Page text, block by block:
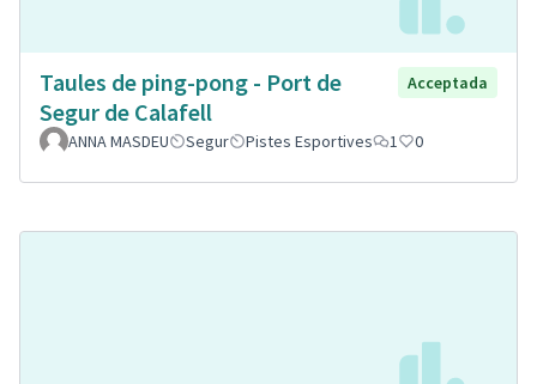
Taules de ping-pong - Port de
Segur de Calafell
Acceptada
ANNA MASDEU Segur Pistes Esportives 1 0